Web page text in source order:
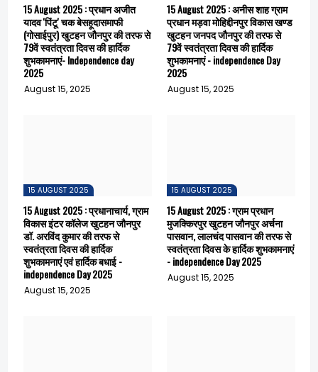
15 August 2025 : प्रधान अजीत
यादव 'पिंटू' चक बेसहूदासमाफी
(गोसाईपुर) खुटहन जौनपुर की तरफ से
79वें स्वतंत्रता दिवस की हार्दिक
शुभकामनाएं- Independence day
2025
August 15, 2025
15 August 2025 : अनीस शाह ग्राम
प्रधान मड़वा मोहिद्दीनपुर विकास खण्ड
खुटहन जनपद जौनपुर की तरफ से
79वें स्वतंत्रता दिवस की हार्दिक
शुभकामनाएं - independence Day
2025
August 15, 2025
15 AUGUST 2025
15 August 2025 : प्रधानाचार्य, ग्राम
विकास इंटर कॉलेज खुटहन जौनपुर
डॉ. अरविंद कुमार की तरफ से
स्वतंत्रता दिवस की हार्दिक
शुभकामनाएं एवं हार्दिक बधाई -
independence Day 2025
August 15, 2025
15 AUGUST 2025
15 August 2025 : ग्राम प्रधान
मुजक्किरपुर खुटहन जौनपुर अर्चना
पासवान, लालचंद पासवान की तरफ से
स्वतंत्रता दिवस के हार्दिक शुभकामनाएं
- independence Day 2025
August 15, 2025